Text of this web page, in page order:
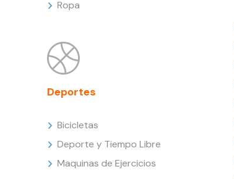
Ropa
Deportes
Bicicletas
Deporte y Tiempo Libre
Maquinas de Ejercicios